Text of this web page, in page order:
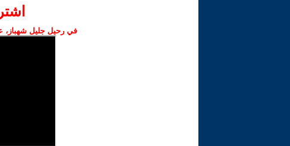
في رحيل جليل شهباز،